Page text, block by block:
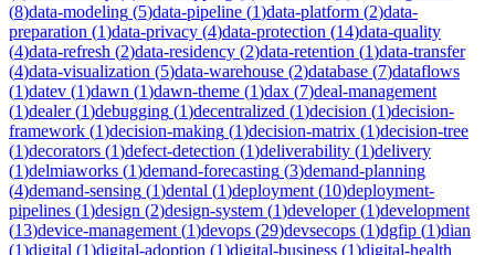
(8)data-modeling (5)data-pipeline (1)data-platform (2)data-
preparation (1)data-privacy (4)data-protection (14)data-quality
(4)data-refresh (2)data-residency (2)data-retention (1)data-transfer
(4)data-visualization (5)data-warehouse (2)database (7)dataflows
(1)datev (1)dawn (1)dawn-theme (1)dax (7)deal-management
(1)dealer(1)debugging (1)decentralized (1)decision (1)decision-
framework (1)decision-making (1)decision-matrix (1)decision-tree
(1)decorators (1)defect-detection (1)deliverability (1)delivery
(1)delmiaworks (1)demand-forecasting (3)demand-planning
(4)demand-sensing (1)dental (1)deployment (10)deployment-
pipelines (1)design (2)design-system (1)developer(1)development
(13)device-management (1)devops (29)devsecops (1)dgfip (1)dian
(1)digital (1)digital-adoption (1)digital-business (1)digital-health